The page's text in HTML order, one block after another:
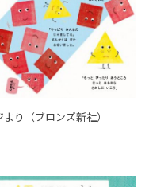
り（ブロンズ新社）